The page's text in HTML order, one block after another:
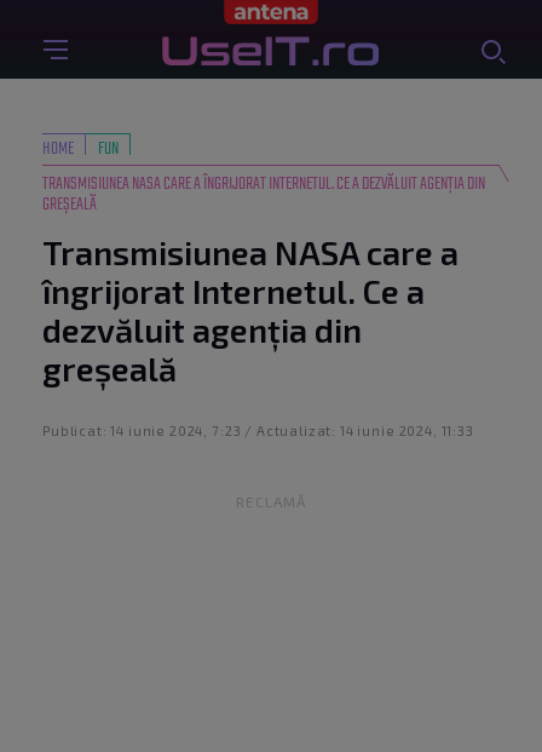
HOME
FUN
TRANSMISIUNEA NASA CARE A ÎNGRIJORAT INTERNETUL. CE A DEZVĂLUIT AGENȚIA DIN
GREȘEALĂ
Transmisiunea NASA care a
îngrijorat Internetul. Ce a
dezvăluit agenția din
greșeală
Publicat: 14 iunie 2024, 7:23 / Actualizat: 14 iunie 2024, 11:33
RECLAMĂ